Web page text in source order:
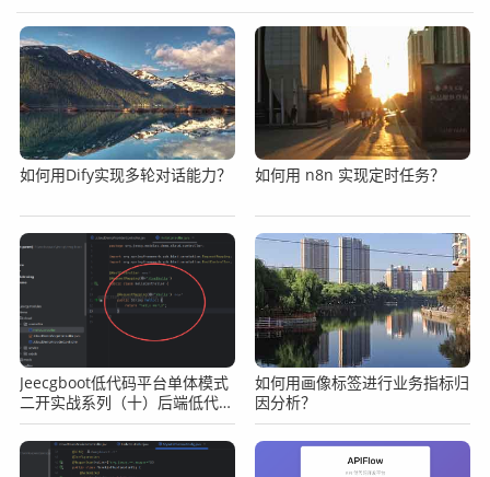
如何用Dify实现多轮对话能力？ 如何用 n8n 实现定时任务？
Jeecgboot低代码平台单体模式
二开实战系列（十）后端低代码
二开之日志记录
如何用画像标签进行业务指标归
因分析？